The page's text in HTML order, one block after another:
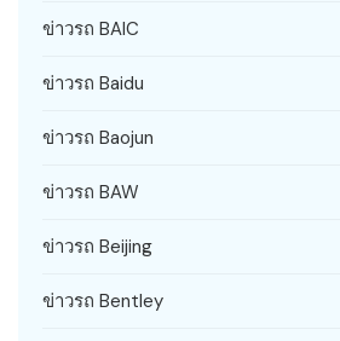
ข่าวรถ BAIC
ข่าวรถ Baidu
ข่าวรถ Baojun
ข่าวรถ BAW
ข่าวรถ Beijing
ข่าวรถ Bentley